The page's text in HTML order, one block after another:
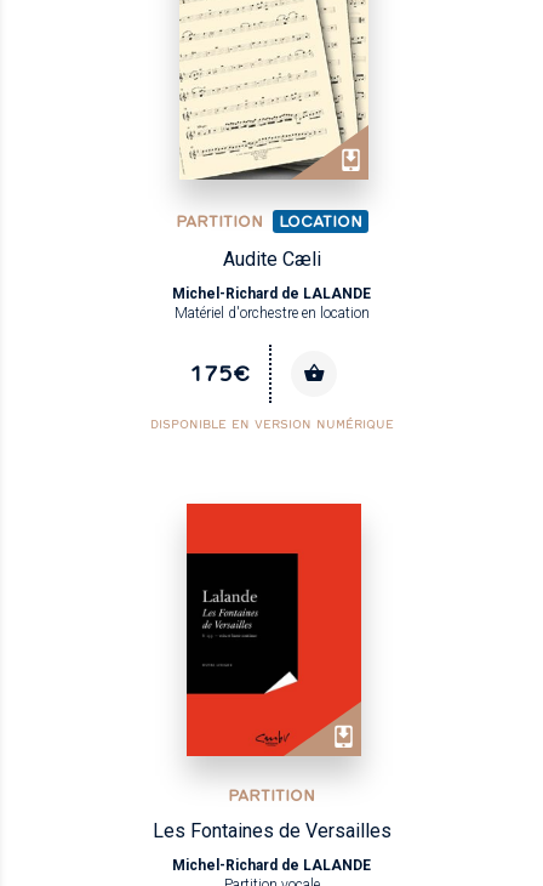
PARTITION LOCATION
Audite Cæli
Michel-Richard de LALANDE
Matériel d'orchestre en location
175€
DISPONIBLE EN VERSION NUMÉRIQUE
PARTITION
Les Fontaines de Versailles
Michel-Richard de LALANDE